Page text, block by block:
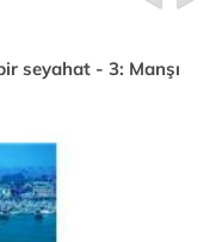
seyahat - 3: Manşı